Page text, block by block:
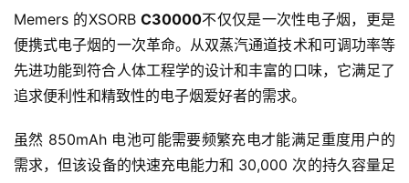
Memers 的XSORB C30000不仅仅是一次性电子烟，更是
便携式电子烟的一次革命。从双蒸汽通道技术和可调功率等
先进功能到符合人体工程学的设计和丰富的口味，它满足了
追求便利性和精致性的电子烟爱好者的需求。
虽然 850mAh 电池可能需要频繁充电才能满足重度用户的
需求，但该设备的快速充电能力和 30,000 次的持久容量足